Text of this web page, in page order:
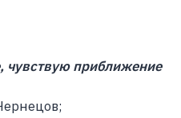
чувствую приближение